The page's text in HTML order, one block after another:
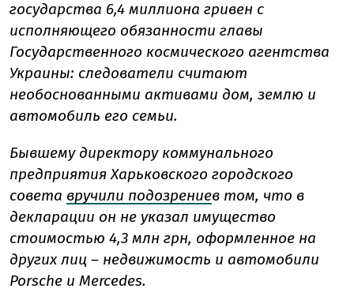
государства 6,4 миллиона гривен с
исполняющего обязанности главы
Государственного космического агентства
Украины: следователи считают
необоснованными активами дом, землю и
автомобиль его семьи.
Бывшему директору коммунального
предприятия Харьковского городского
совета вручили подозрениев том, что в
декларации он не указал имущество
стоимостью 4,3 млн грн, оформленное на
других лиц – недвижимость и автомобили
Porsche и Mercedes.